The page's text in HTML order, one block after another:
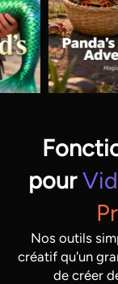
pour
Nos outils
créatif qu'un
de créer